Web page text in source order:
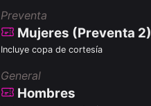
Preventa
Mujeres (Preventa 2)
Incluye copa de cortesía
General
Hombres